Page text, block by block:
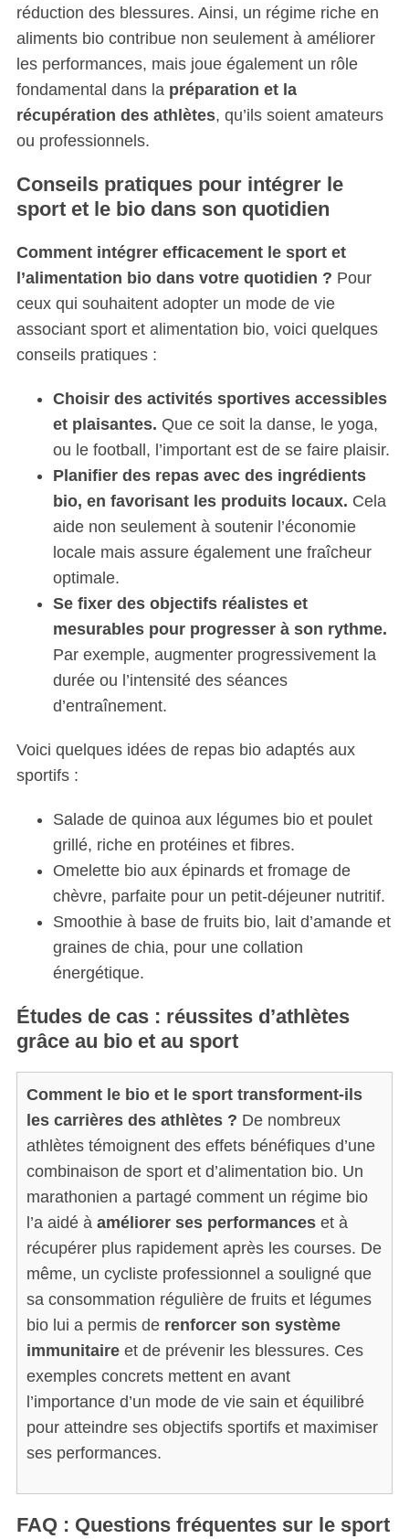
réduction des blessures. Ainsi, un régime riche en
aliments bio contribue non seulement à améliorer
les performances, mais joue également un rôle
fondamental dans la préparation et la
récupération des athlètes, qu’ils soient amateurs
ou professionnels.
Conseils pratiques pour intégrer le
sport et le bio dans son quotidien
Comment intégrer efficacement le sport et
l’alimentation bio dans votre quotidien ? Pour
ceux qui souhaitent adopter un mode de vie
associant sport et alimentation bio, voici quelques
conseils pratiques :
Choisir des activités sportives accessibles
et plaisantes. Que ce soit la danse, le yoga,
ou le football, l’important est de se faire plaisir.
Planifier des repas avec des ingrédients
bio, en favorisant les produits locaux. Cela
aide non seulement à soutenir l’économie
locale mais assure également une fraîcheur
optimale.
Se fixer des objectifs réalistes et
mesurables pour progresser à son rythme.
Par exemple, augmenter progressivement la
durée ou l’intensité des séances
d’entraînement.
Voici quelques idées de repas bio adaptés aux
sportifs :
Salade de quinoa aux légumes bio et poulet
grillé, riche en protéines et fibres.
Omelette bio aux épinards et fromage de
chèvre, parfaite pour un petit-déjeuner nutritif.
Smoothie à base de fruits bio, lait d’amande et
graines de chia, pour une collation
énergétique.
Études de cas : réussites d’athlètes
grâce au bio et au sport
Comment le bio et le sport transforment-ils
les carrières des athlètes ? De nombreux
athlètes témoignent des effets bénéfiques d’une
combinaison de sport et d’alimentation bio. Un
marathonien a partagé comment un régime bio
l’a aidé à améliorer ses performanceset à
récupérer plus rapidement après les courses. De
même, un cycliste professionnel a souligné que
sa consommation régulière de fruits et légumes
bio lui a permis de renforcer son système
immunitaireet de prévenir les blessures. Ces
exemples concrets mettent en avant
l’importance d’un mode de vie sain et équilibré
pour atteindre ses objectifs sportifs et maximiser
ses performances.
FAQ : Questions fréquentes sur le sport
r